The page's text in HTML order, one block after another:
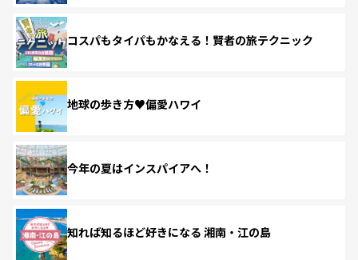
コスパもタイパもかなえる！賢者の旅テクニック
地球の歩き方♥偏愛ハワイ
今年の夏はインスパイアへ！
知れば知るほど好きになる 湘南・江の島